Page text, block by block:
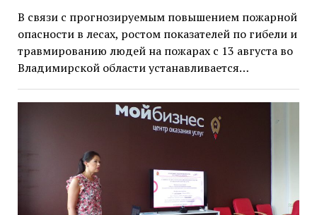
В связи с прогнозируемым повышением пожарной
опасности в лесах, ростом показателей по гибели и
травмированию людей на пожарах с 13 августа во
Владимирской области устанавливается…